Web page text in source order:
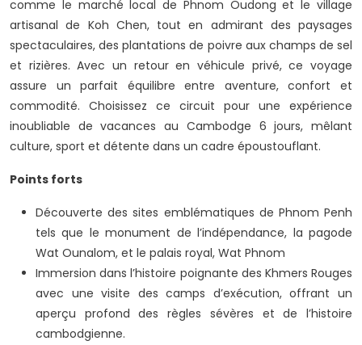
comme le marché local de Phnom Oudong et le village
artisanal de Koh Chen, tout en admirant des paysages
spectaculaires, des plantations de poivre aux champs de sel
et rizières. Avec un retour en véhicule privé, ce voyage
assure un parfait équilibre entre aventure, confort et
commodité. Choisissez ce circuit pour une expérience
inoubliable de vacances au Cambodge 6 jours, mêlant
culture, sport et détente dans un cadre époustouflant.
Points forts
Découverte des sites emblématiques de Phnom Penh
tels que le monument de l’indépendance, la pagode
Wat Ounalom, et le palais royal, Wat Phnom
Immersion dans l’histoire poignante des Khmers Rouges
avec une visite des camps d’exécution, offrant un
aperçu profond des règles sévères et de l’histoire
cambodgienne.